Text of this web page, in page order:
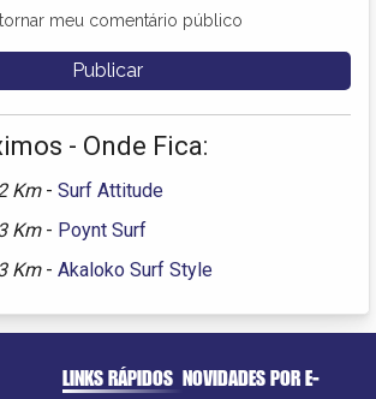
meu comentário público
- Onde Fica:
Km - Surf Attitude
Km - Poynt Surf
Km - Akaloko Surf Style
LINKS RÁPIDOS NOVIDADES POR E-